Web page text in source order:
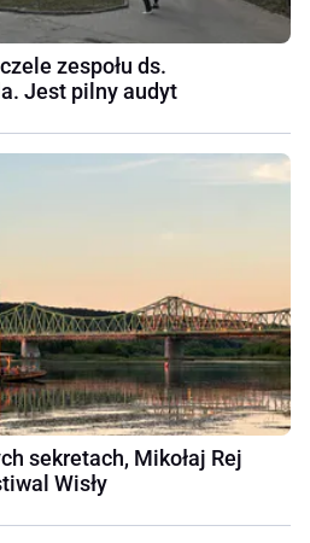
zespołu ds.
Jest pilny audyt
sekretach, Mikołaj Rej
Wisły